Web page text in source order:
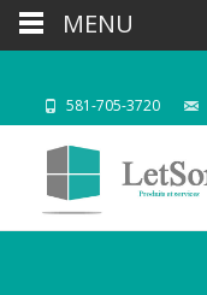
581-705-3720
MENU